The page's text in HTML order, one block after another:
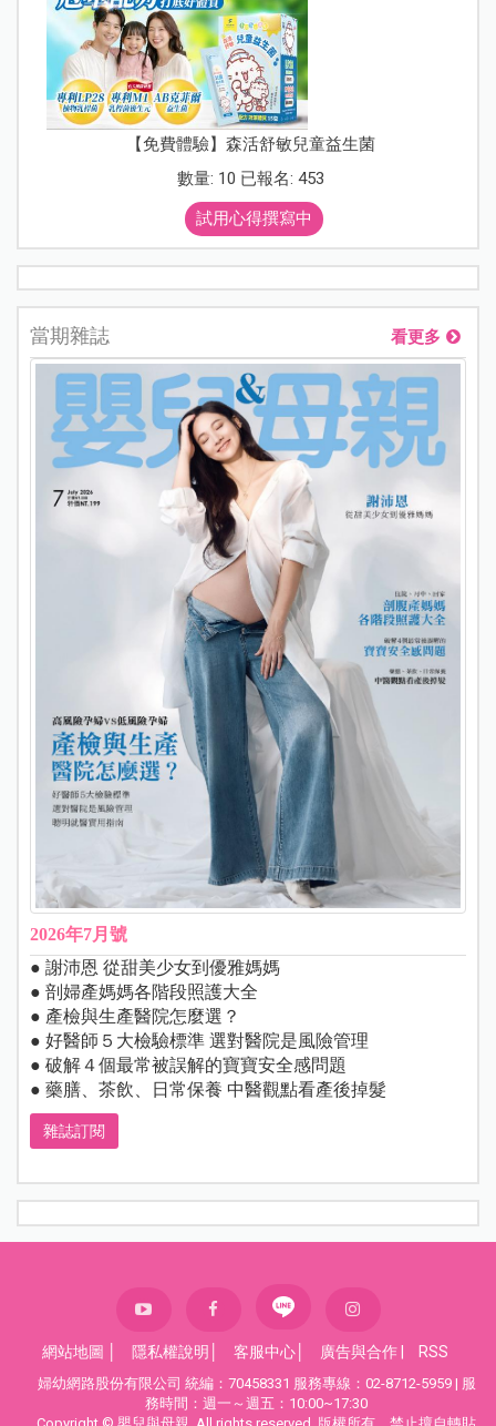
【免費體驗】森活舒敏兒童益生菌
數量: 10 已報名: 453
試用心得撰寫中
當期雜誌 看更多
2026年7月號
● 謝沛恩 從甜美少女到優雅媽媽
● 剖婦產媽媽各階段照護大全
● 產檢與生產醫院怎麼選？
● 好醫師５大檢驗標準 選對醫院是風險管理
● 破解４個最常被誤解的寶寶安全感問題
● 藥膳、茶飲、日常保養 中醫觀點看產後掉髮
雜誌訂閱
網站地圖 隱私權說明 客服中心 廣告與合作 RSS
婦幼網路股份有限公司 統編：70458331 服務專線：02-8712-5959 | 服
務時間：週一～週五：10:00~17:30